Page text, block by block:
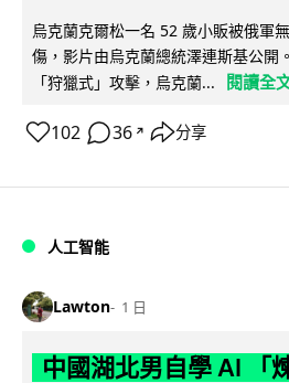
烏克蘭克爾松一名 52 歲小販被俄軍
傷，影片由烏克蘭總統澤連斯基公開
「狩獵式」攻擊，烏克蘭...
閱讀全
102 36 ↗ 分享
人工智能
Lawton 1 日
中國湖北男自學 AI 「